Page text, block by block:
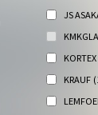
JS
KORTEX
KRAUF